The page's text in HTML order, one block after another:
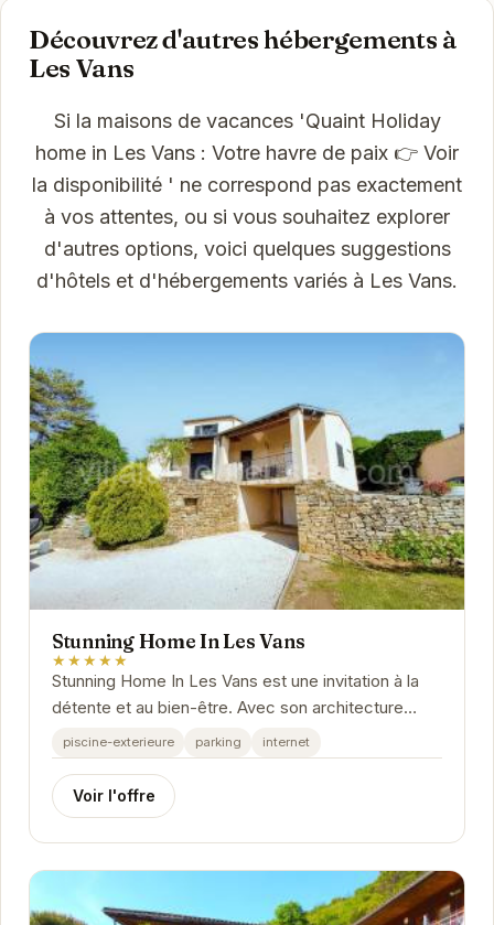
Découvrez d'autres hébergements à
Les Vans
Si la maisons de vacances 'Quaint Holiday
home in Les Vans : Votre havre de paix 👉 Voir
la disponibilité ' ne correspond pas exactement
à vos attentes, ou si vous souhaitez explorer
d'autres options, voici quelques suggestions
d'hôtels et d'hébergements variés à Les Vans.
Stunning Home In Les Vans
★★★★★
Stunning Home In Les Vans est une invitation à la
détente et au bien-être. Avec son architecture
élégante et ses intérieurs raffinés, cette...
piscine-exterieure parking internet
Voir l'offre